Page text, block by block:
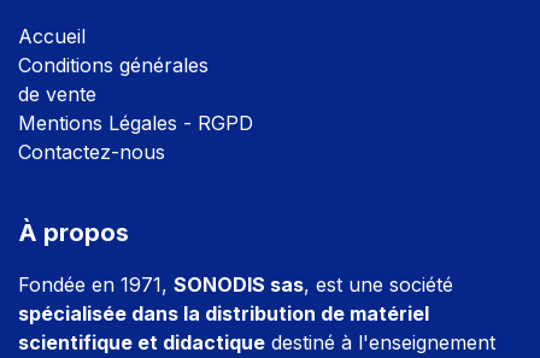
Accueil
Conditions générales
de vente
Mentions Légales - RGPD
Contactez-nous
À propos
Fondée en 1971, SONODIS sas, est une société
spécialisée dans la distribution de matériel
scientifique et didactique destiné à l'enseignement